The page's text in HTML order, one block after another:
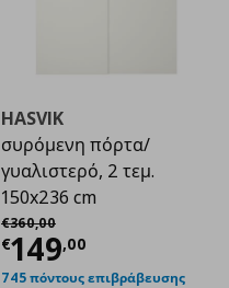
€ 120,00
HASVIK
συρόμενη πόρτα/
γυαλιστερό, 2 τεμ.
150x236 cm
€360,00
Αρχική τιμή
€149,00
Τρέχουσα
745 πόντους επιβράβευσης